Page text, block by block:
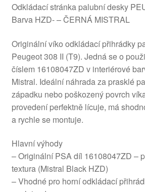
Odkládací stránka palubní desky
Barva HZD- – ČERNÁ MISTRAL
Originální víko odkládací přihrádky
Peugeot 308 II (T9). Jedná se o
číslem 16108047ZD v interiérové
Mistral. Ideální náhrada za prasklé
západku nebo poškozený povrch
provedení perfektně lícuje, má
a rychle se montuje.
Hlavní výhody
– Originální PSA díl 16108047ZD –
textura (Mistral Black HZD)
– Vhodné pro horní odkládací